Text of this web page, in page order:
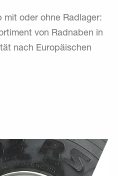
mit oder ohne Radlager:
von Radnaben in
nach Europäischen